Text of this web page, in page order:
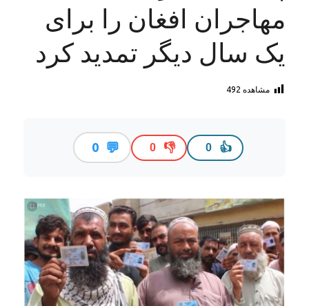
مهاجران افغان را برای
یک سال دیگر تمدید کرد
مشاهده 492
👍
0
👎
0
💬
0